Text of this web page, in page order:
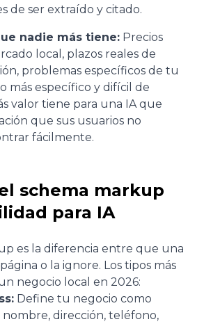
de ser extraído y citado.
nadie más tiene: Precios
local, plazos reales de
problemas específicos de tu
más específico y difícil de
valor tiene para una IA que
que sus usuarios no
fácilmente.
schema markup
para IA
es la diferencia entre que una
o la ignore. Los tipos más
negocio local en 2026:
Define tu negocio como
dirección, teléfono,